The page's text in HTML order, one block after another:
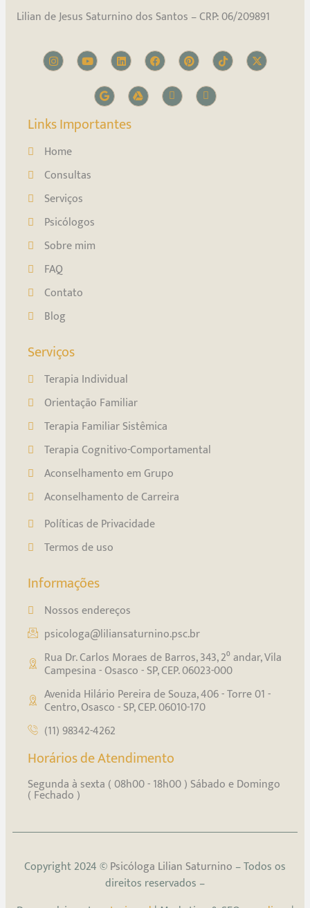
Lilian de Jesus Saturnino dos Santos – CRP: 06/209891
Links Importantes
Home
Consultas
Serviços
Psicólogos
Sobre mim
FAQ
Contato
Blog
Serviços
Terapia Individual
Orientação Familiar
Terapia Familiar Sistêmica
Terapia Cognitivo-Comportamental
Aconselhamento em Grupo
Aconselhamento de Carreira
Políticas de Privacidade
Termos de uso
Informações
Nossos endereços
psicologa@liliansaturnino.psc.br
Rua Dr. Carlos Moraes de Barros, 343, 2⁰ andar, Vila
Campesina - Osasco - SP, CEP. 06023-000
Avenida Hilário Pereira de Souza, 406 - Torre 01 -
Centro, Osasco - SP, CEP. 06010-170
(11) 98342-4262
Horários de Atendimento
Segunda à sexta ( 08h00 - 18h00 ) Sábado e Domingo
( Fechado )
Copyright 2024 ©Psicóloga Lilian Saturnino – Todos os
direitos reservados –